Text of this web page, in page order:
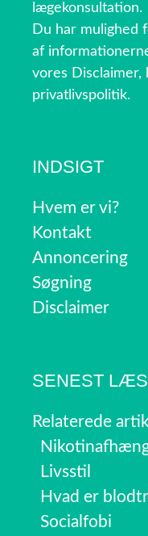
lægekonsultation.
Du har mulighed
af
vores Disclaimer,
privatlivspolitik.
INDSIGT
Hvem er vi?
Kontakt
Annoncering
Søgning
Disclaimer
SENEST
Relaterede
Livsstil
Hvad er
Socialfobi